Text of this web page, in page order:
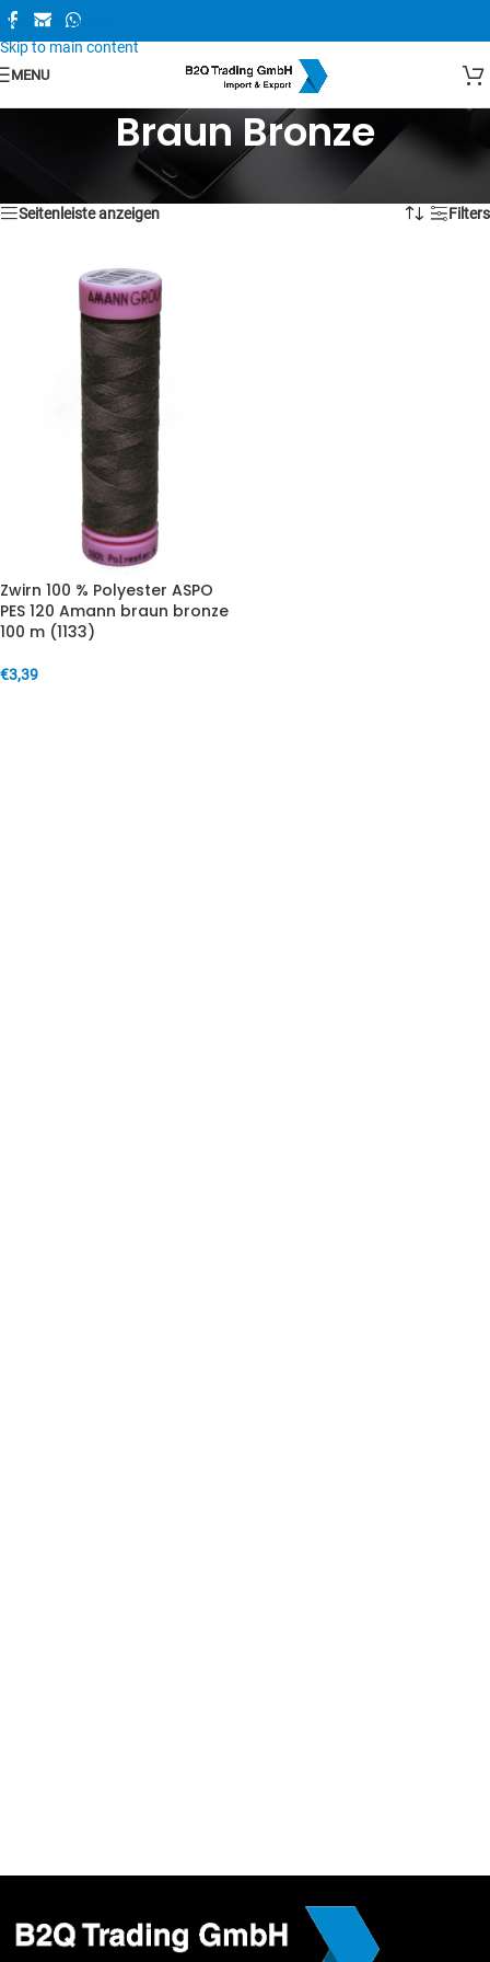
Skip to navigation
Skip to main content
MENU
Braun Bronze
Einzelnes Ergebnis wird angezeigt
Seitenleiste anzeigen Filters
Zwirn 100 % Polyester ASPO
PES 120 Amann braun bronze
100 m (1133)
€3,39